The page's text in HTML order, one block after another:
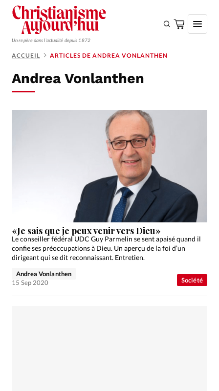
Un repère dans l'actualité depuis 1872
Monde
Édition: Internationale
Devise:CHF
RUBRIQUES
Actualité internationale
Dossier
Eglises Foi Génération réveil
Monde
ACCUEIL ARTICLES DE ANDREA VONLANTHEN
Andrea Vonlanthen
Société
«Je sais que je peux venir vers Dieu»
Le conseiller fédéral UDC Guy Parmelin se sent apaisé quand il
confie ses préoccupations à Dieu. Un aperçu de la foi d’un
dirigeant qui se dit reconnaissant. Entretien.
Andrea Vonlanthen
15 Sep 2020